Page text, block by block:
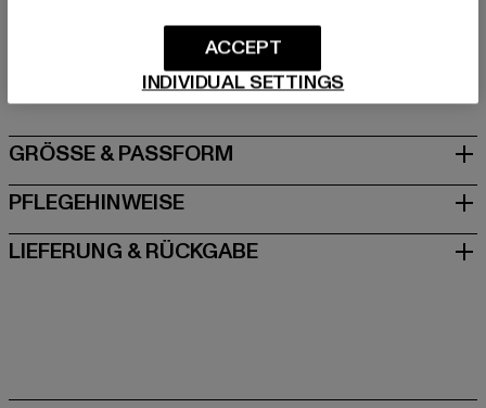
Hersteller: TB International GmbH |info@tbint.de
Dr.-Robert-Murjahn-Straße 7 | 64372 Ober-Ramstadt |
GRÖSSE & PASSFORM
PFLEGEHINWEISE
LIEFERUNG & RÜCKGABE
INDIVIDUAL SETTINGS
ACCEPT